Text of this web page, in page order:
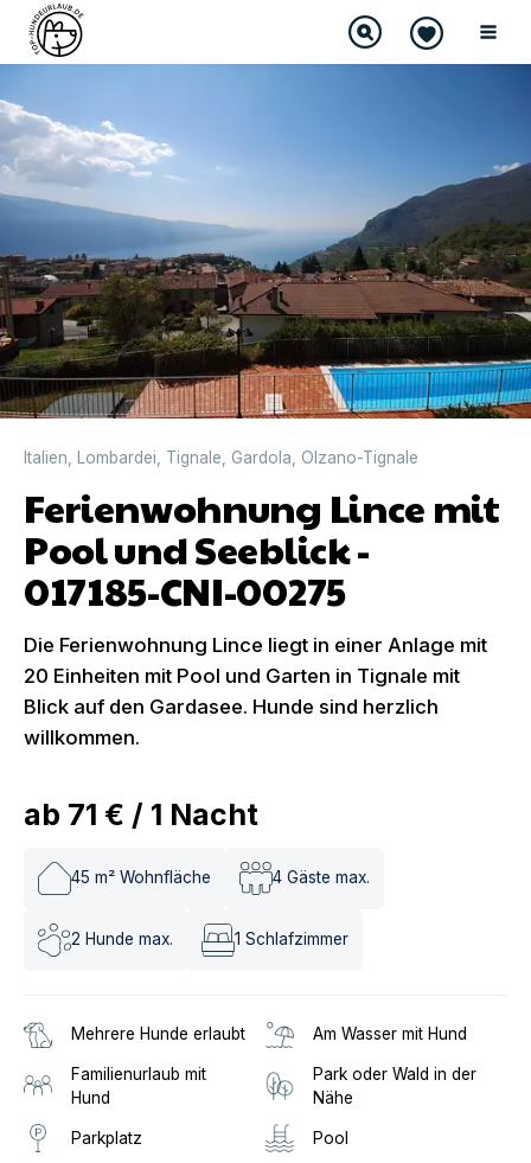
Italien Lombardei Tignale Gardola Olzano-Tignale
Ferienwohnung Lince mit
Pool und Seeblick -
017185-CNI-00275
Die Ferienwohnung Lince liegt in einer Anlage mit
20 Einheiten mit Pool und Garten in Tignale mit
Blick auf den Gardasee. Hunde sind herzlich
willkommen.
ab 71 € / 1 Nacht
45 m² Wohnfläche 4 Gäste max.
2 Hunde max. 1 Schlafzimmer
Mehrere Hunde erlaubt Am Wasser mit Hund
Familienurlaub mit
Hund
Park oder Wald in der
Nähe
Parkplatz Pool